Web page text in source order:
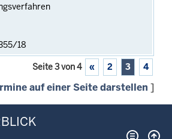
18
Seite 3 von 4 « 2 3 4
auf einer Seite darstellen ]